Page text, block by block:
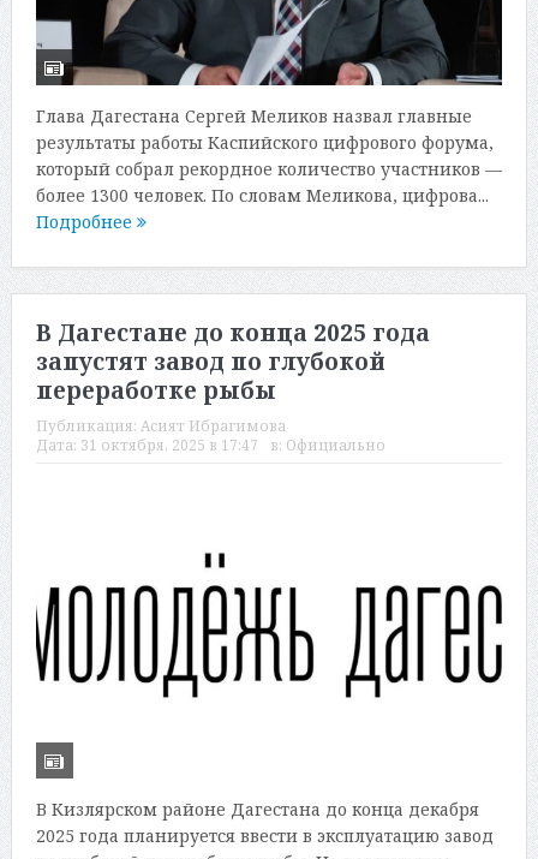
Глава Дагестана Сергей Меликов назвал главные
результаты работы Каспийского цифрового форума,
который собрал рекордное количество участников —
более 1300 человек. По словам Меликова, цифрова...
Подробнее
В Дагестане до конца 2025 года
запустят завод по глубокой
переработке рыбы
Публикация: Асият Ибрагимова
Дата: 31 октября, 2025 в 17:47 в: Официально
В Кизлярском районе Дагестана до конца декабря
2025 года планируется ввести в эксплуатацию завод